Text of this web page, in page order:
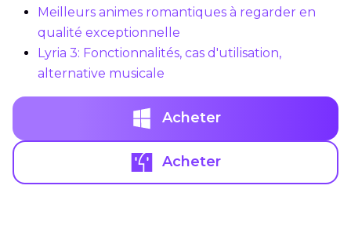
Meilleurs animes romantiques à regarder en
qualité exceptionnelle
Lyria 3: Fonctionnalités, cas d'utilisation,
alternative musicale
Acheter
Acheter